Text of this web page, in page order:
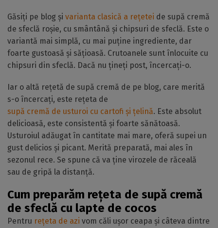
Găsiți pe blog și varianta clasică a rețetei de supă cremă
de sfeclă roșie, cu smântână și chipsuri de sfeclă. Este o
variantă mai simplă, cu mai puține ingrediente, dar
foarte gustoasă și sățioasă. Crutoanele sunt înlocuite cu
chipsuri din sfeclă. Dacă nu țineți post, încercați-o.
Iar o altă rețetă de supă cremă de pe blog, care merită
s-o încercați, este rețeta de
supă cremă de usturoi cu cartofi și țelină. Este absolut
delicioasă, este consistentă și foarte sănătoasă.
Usturoiul adăugat în cantitate mai mare, oferă supei un
gust delicios și picant. Merită preparată, mai ales în
sezonul rece. Se spune că va ține virozele de răceală
sau de gripă la distanță.
Cum preparăm rețeta de supă cremă
de sfeclă cu lapte de cocos
Pentru rețeta de azi vom căli ușor ceapa și câteva dintre